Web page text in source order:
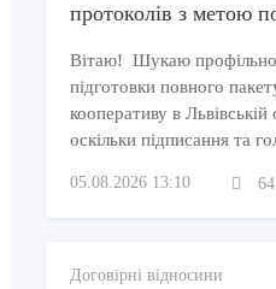
протоколів з метою
Вітаю! Шукаю
підготовки повного
кооперативу в
оскільки підписання та
05.08.2026 13:10 64
Договірні відносини